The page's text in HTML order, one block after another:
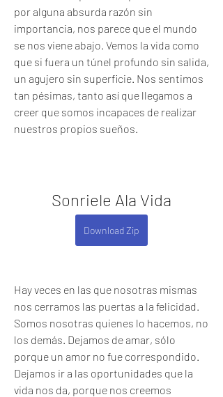
por alguna absurda razón sin
importancia, nos parece que el mundo
se nos viene abajo. Vemos la vida como
que si fuera un túnel profundo sin salida,
un agujero sin superficie. Nos sentimos
tan pésimas, tanto así que llegamos a
creer que somos incapaces de realizar
nuestros propios sueños.
Sonriele Ala Vida
Download Zip
Hay veces en las que nosotras mismas
nos cerramos las puertas a la felicidad.
Somos nosotras quienes lo hacemos, no
los demás. Dejamos de amar, sólo
porque un amor no fue correspondido.
Dejamos ir a las oportunidades que la
vida nos da, porque nos creemos